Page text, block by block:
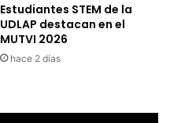
Estudiantes STEM de la
UDLAP destacan en el
MUTVI 2026
hace 2 días